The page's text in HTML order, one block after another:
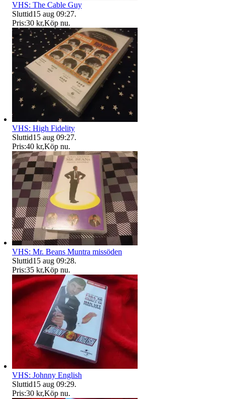
VHS: The Cable Guy
Sluttid15 aug 09:27.
Pris:30 kr,Köp nu.
VHS: High Fidelity
Sluttid15 aug 09:27.
Pris:40 kr,Köp nu.
VHS: Mr. Beans Muntra missöden
Sluttid15 aug 09:28.
Pris:35 kr,Köp nu.
VHS: Johnny English
Sluttid15 aug 09:29.
Pris:30 kr,Köp nu.